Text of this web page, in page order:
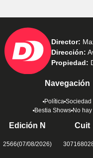
Director:
Dirección:
Propiedad:
Navegación
Política Sociedad
Bestia Shows No
Edición N
2566(07/08/2026)
Cuit